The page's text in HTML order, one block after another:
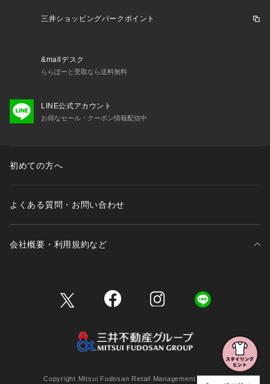
三井ショッピングパークポイント
&mallデスク
ららぽーと受取なら送料無料
LINE公式アカウント
お得なセール・クーポン情報配信中
初めての方へ
よくある質問・お問い合わせ
会社概要・利用規約など
Copyright Mitsui Fudosan Retail Management Co., Ltd.